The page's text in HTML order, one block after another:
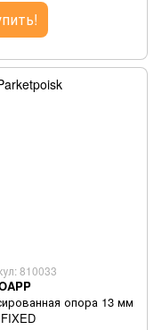
810033
опора 13 мм